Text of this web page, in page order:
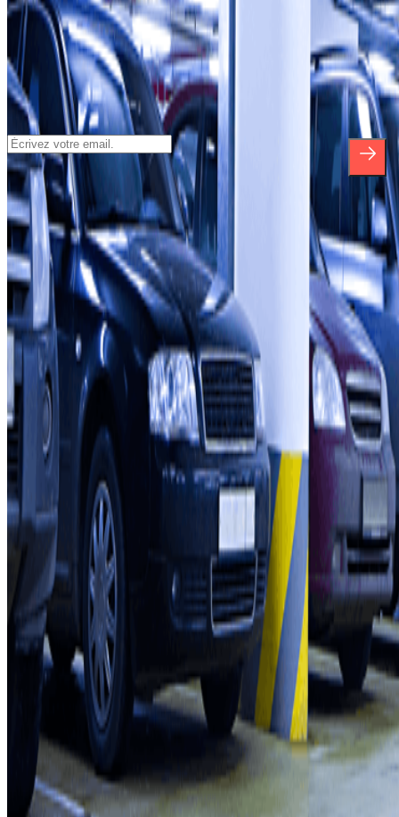
Inscrivez-vous à notre newsletter et
découvrez des réductions, des concours et
bien d'autres surprises.
*En vous inscrivant, vous acceptez notre politique de confidentialité
pour recevoir des communications commerciales de Parclick. Sans
aucune obligation, vous pouvez vous désinscrire quand vous le
souhaitez dans la même newsletter.
À propos de Parclick
Qui sommes-nous ?
Comment ça marche?
Nos parkings
Travaillons ensemble?
Professionnels
Fournisseur de parking
Affiliés
Contact
Contactez-nous
FAQ
Nos différents modes de paiement:
Conditions générales d'utilisation et contrat
Conditions d'annulation
Politique relative aux cookies
Gérer les cookies
Politique de confidentialité
Whistleblowing
©2026 Parclick. Tous droits réservés